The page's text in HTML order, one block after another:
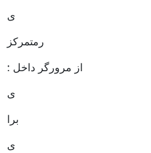
ی
رمتمرکز
: از مرورگر داخل
ی
برا
ی